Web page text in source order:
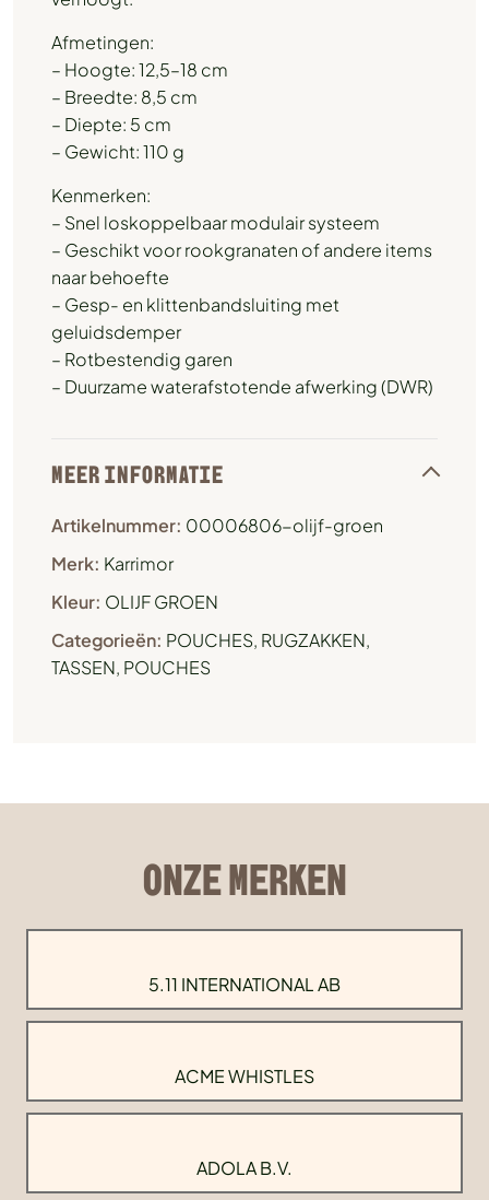
Afmetingen:
– Hoogte: 12,5–18 cm
– Breedte: 8,5 cm
– Diepte: 5 cm
– Gewicht: 110 g
Kenmerken:
– Snel loskoppelbaar modulair systeem
– Geschikt voor rookgranaten of andere items
naar behoefte
– Gesp- en klittenbandsluiting met
geluidsdemper
– Rotbestendig garen
– Duurzame waterafstotende afwerking (DWR)
MEER INFORMATIE
Artikelnummer: 00006806-olijf-groen
Merk: Karrimor
Kleur: OLIJF GROEN
Categorieën: POUCHES, RUGZAKKEN,
TASSEN, POUCHES
ONZE MERKEN
5.11 INTERNATIONAL AB
ACME WHISTLES
ADOLA B.V.